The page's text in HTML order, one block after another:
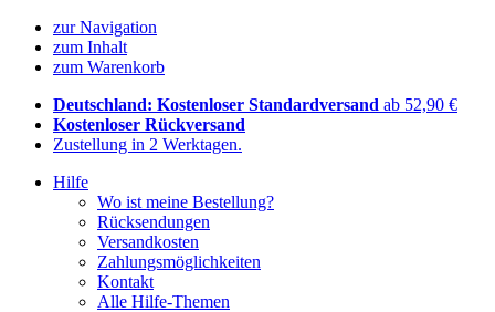
zur Navigation
zum Inhalt
zum Warenkorb
Deutschland: Kostenloser Standardversand ab 52,90 €
Kostenloser Rückversand
Zustellung in 2 Werktagen.
Hilfe
Wo ist meine Bestellung?
Rücksendungen
Versandkosten
Zahlungsmöglichkeiten
Kontakt
Alle Hilfe-Themen